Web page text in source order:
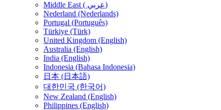
Middle East ( عربي)
Nederland (Nederlands)
Portugal (Português)
Türkiye (Türk)
United Kingdom (English)
Australia (English)
India (English)
Indonesia (Bahasa Indonesia)
日本 (日本語)
대한민국 (한국어)
New Zealand (English)
Philippines (English)